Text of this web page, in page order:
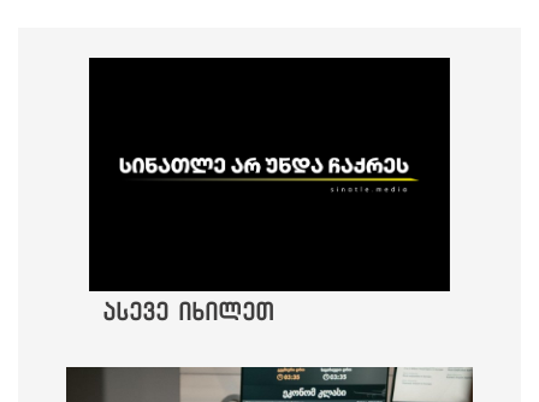
ასევე იხილეთ